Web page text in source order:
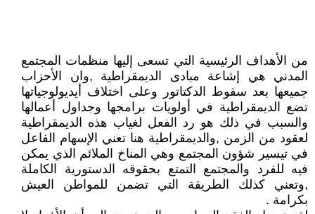
من الأهداف الرئيسية التي تسعى إليها منظمات المجتمع
المدني هي إشاعة مبادى الديمقراطية ,وان الأحزاب
جميعها بعد سقوط الدكتاتور وعلى اختلاف أيديولوجياتها
تضع الديمقراطية في أولويات برامجها وجداول أعمالها
والسبب في ذلك هو رد الفعل لغياب هذه الديمقراطية
لعقود من الزمن ,والديمقراطية هنا تعني الإسهام الفاعل
في تيسير شؤون المجتمع وهي المناخ الملائم الذي يمكن
فيه للفرد والمجتمع التمتع بحقوقه الدستورية الكاملة
,وتعني كذلك الطريقة التي تضمن للمواطن العيش
بكرامة .